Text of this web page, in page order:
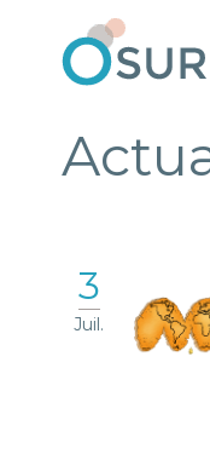
3
Juil.